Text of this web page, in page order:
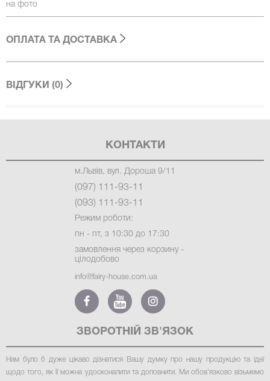
на фото
ОПЛАТА ТА ДОСТАВКА
ВІДГУКИ (0)
КОНТАКТИ
м.Львів, вул. Дороша 9/11
(097) 111-93-11
(093) 111-93-11
Режим роботи:
пн - пт, з 10:30 до 17:30
замовлення через корзину -
цілодобово
info@fairy-house.com.ua
ЗВОРОТНІЙ ЗВ'ЯЗОК
Нам було б дуже цікаво дізнатися Вашу думку про нашу продукцію та ідеї
щодо того, як її можна удосконалити та доповнити. Ми обов’язково візьмемо